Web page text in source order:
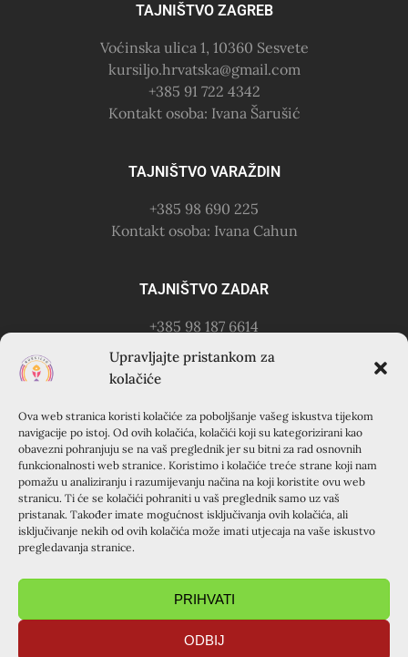
Upravljajte pristankom za
kolačiće
Ova web stranica koristi kolačiće za poboljšanje vašeg iskustva tijekom
navigacije po istoj. Od ovih kolačića, kolačići koji su kategorizirani kao
obavezni pohranjuju se na vaš preglednik jer su bitni za rad osnovnih
funkcionalnosti web stranice. Koristimo i kolačiće treće strane koji nam
pomažu u analiziranju i razumijevanju načina na koji koristite ovu web
stranicu. Ti će se kolačići pohraniti u vaš preglednik samo uz vaš
pristanak. Također imate mogućnost isključivanja ovih kolačića, ali
isključivanje nekih od ovih kolačića može imati utjecaja na vaše iskustvo
pregledavanja stranice.
PRIHVATI
ODBIJ
TAJNIŠTVO ZAGREB
Voćinska ulica 1, 10360 Sesvete
kursiljo.hrvatska@gmail.com
+385 91 722 4342
Kontakt osoba: Ivana Šarušić
TAJNIŠTVO VARAŽDIN
+385 98 690 225
Kontakt osoba: Ivana Cahun
TAJNIŠTVO ZADAR
+385 98 187 6614
Kontakt osoba: Ružica Anušić
– zvati utorkom 18-21h
KURSILJO KRAPANJ
KRAPANJ, kuća EMAUS (Franjevački samostan), 22000
Šibenik, Hrvatska
+385 22 351 830